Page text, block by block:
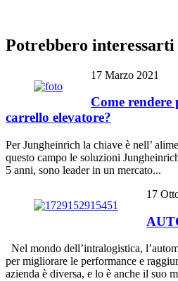
Potrebbero interessarti
17 Marzo 2021
Come rendere
carrello elevatore?
Per Jungheinrich la chiave è nell’
questo campo le soluzioni
5 anni, sono leader in un mercato...
17
Nel mondo dell’intralogistica,
per migliorare le performance e
azienda è diversa, e lo è anche il suo